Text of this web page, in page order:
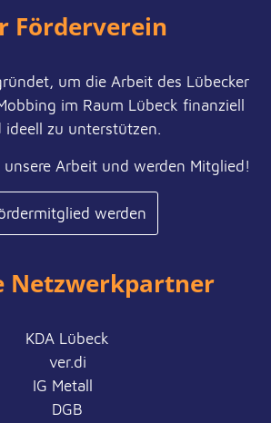
Förderverein
um die Arbeit des Lübecker
im Raum Lübeck finanziell
ideell zu unterstützen.
Arbeit und werden Mitglied!
werden
Netzwerkpartner
KDA Lübeck
ver.di
IG Metall
DGB